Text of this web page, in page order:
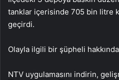
tanklar içerisinde 705 bin litre
geçirdi.
Olayla ilgili bir şüpheli
NTV uygulamasını indirin,